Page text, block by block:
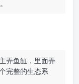
弄鱼缸，里面弄
完整的生态系